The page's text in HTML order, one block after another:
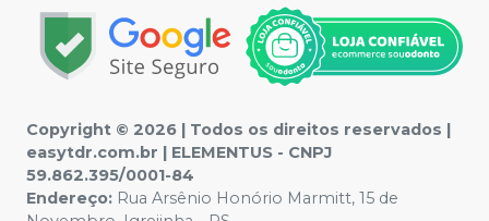
Copyright © 2026 | Todos os direitos reservados |
easytdr.com.br | ELEMENTUS - CNPJ
59.862.395/0001-84
Endereço: Rua Arsênio Honório Marmitt, 15 de